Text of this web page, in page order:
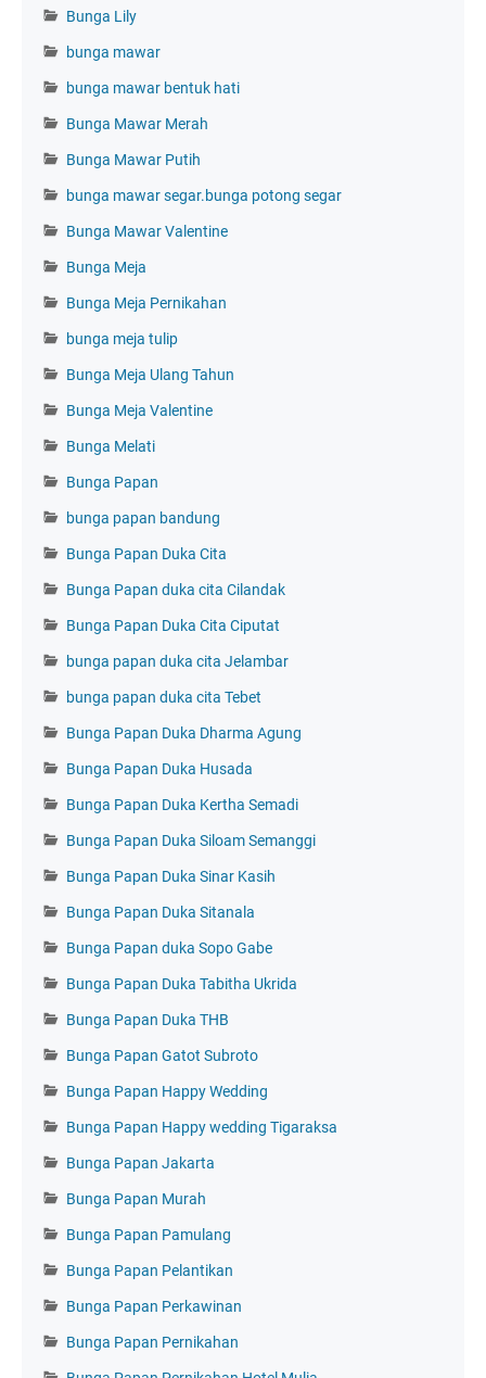
Bunga Lily
bunga mawar
bunga mawar bentuk hati
Bunga Mawar Merah
Bunga Mawar Putih
bunga mawar segar.bunga potong segar
Bunga Mawar Valentine
Bunga Meja
Bunga Meja Pernikahan
bunga meja tulip
Bunga Meja Ulang Tahun
Bunga Meja Valentine
Bunga Melati
Bunga Papan
bunga papan bandung
Bunga Papan Duka Cita
Bunga Papan duka cita Cilandak
Bunga Papan Duka Cita Ciputat
bunga papan duka cita Jelambar
bunga papan duka cita Tebet
Bunga Papan Duka Dharma Agung
Bunga Papan Duka Husada
Bunga Papan Duka Kertha Semadi
Bunga Papan Duka Siloam Semanggi
Bunga Papan Duka Sinar Kasih
Bunga Papan Duka Sitanala
Bunga Papan duka Sopo Gabe
Bunga Papan Duka Tabitha Ukrida
Bunga Papan Duka THB
Bunga Papan Gatot Subroto
Bunga Papan Happy Wedding
Bunga Papan Happy wedding Tigaraksa
Bunga Papan Jakarta
Bunga Papan Murah
Bunga Papan Pamulang
Bunga Papan Pelantikan
Bunga Papan Perkawinan
Bunga Papan Pernikahan